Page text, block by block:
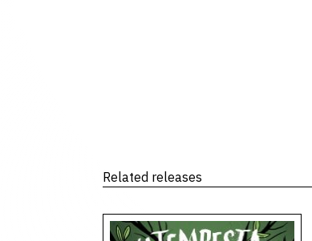
Related releases